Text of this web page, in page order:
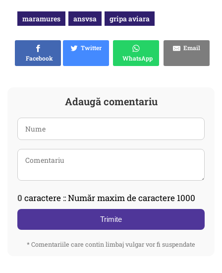
maramures ansvsa gripa aviara
Facebook
Twitter
WhatsApp
Email
Adaugă comentariu
0 caractere :: Număr maxim de caractere 1000
Trimite
* Comentariile care contin limbaj vulgar vor fi suspendate